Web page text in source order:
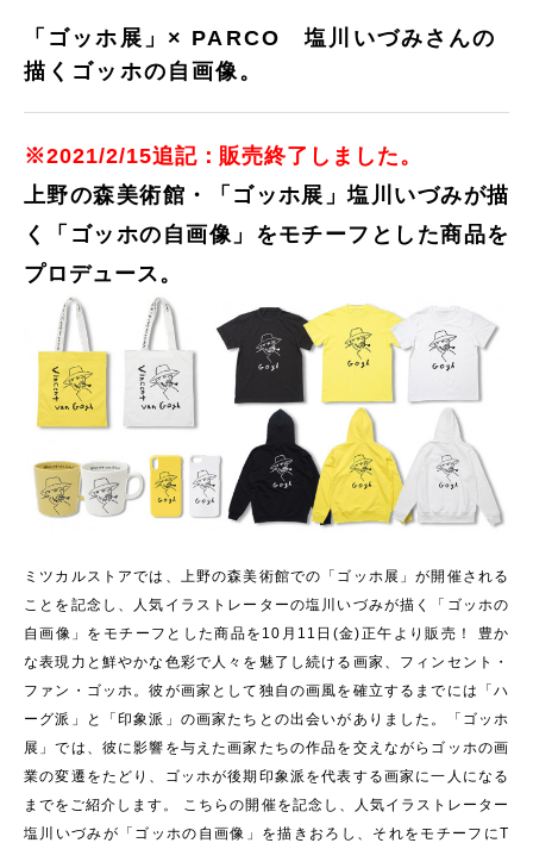
「ゴッホ展」× PARCO 塩川いづみさんの
描くゴッホの自画像。
※2021/2/15追記：販売終了しました。
上野の森美術館・「ゴッホ展」塩川いづみが描
く「ゴッホの自画像」をモチーフとした商品を
プロデュース。
ミツカルストアでは、上野の森美術館での「ゴッホ展」が開催される
ことを記念し、人気イラストレーターの塩川いづみが描く「ゴッホの
自画像」をモチーフとした商品を10月11日(金)正午より販売！ 豊か
な表現力と鮮やかな色彩で人々を魅了し続ける画家、フィンセント・
ファン・ゴッホ。彼が画家として独自の画風を確立するまでには「ハ
ーグ派」と「印象派」の画家たちとの出会いがありました。「ゴッホ
展」では、彼に影響を与えた画家たちの作品を交えながらゴッホの画
業の変遷をたどり、ゴッホが後期印象派を代表する画家に一人になる
までをご紹介します。 こちらの開催を記念し、人気イラストレーター
塩川いづみが「ゴッホの自画像」を描きおろし、それをモチーフにT